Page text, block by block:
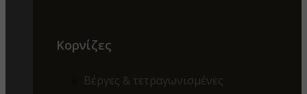
Κορνίζες
Βέργες & τετραγωνισμένες